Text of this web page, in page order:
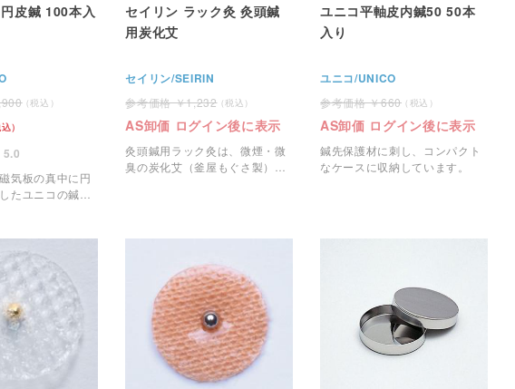
皮鍼 100本入
5.0
気板の真中に円
たユニコの鍼治
セイリン ラック灸 灸頭鍼
用炭化艾
セイリン/SEIRIN
1,232
AS卸価 ログイン後に表示
灸頭鍼用ラック灸は、微煙・微
臭の炭化艾（釜屋もぐさ製）を
ユニコ平軸皮内鍼50 50本
入り
ユニコ/UNICO
660
AS卸価 ログイン後に表示
鍼先保護材に刺し、コンパクト
なケースに収納しています。